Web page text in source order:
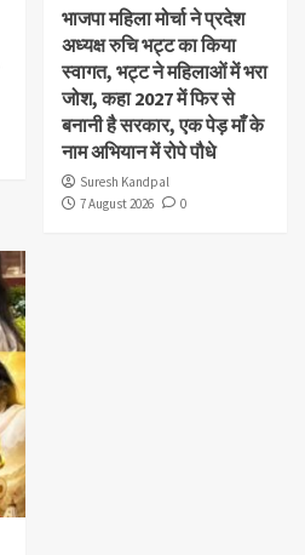
भाजपा महिला मोर्चा ने प्रदेश
अध्यक्ष रुचि भट्ट का किया
स्वागत, भट्ट ने महिलाओं में भरा
जोश, कहा 2027 में फिर से
बनानी है सरकार, एक पेड़ माँ के
नाम अभियान में रोपे पौधे
Suresh Kandpal
7 August 2026
0